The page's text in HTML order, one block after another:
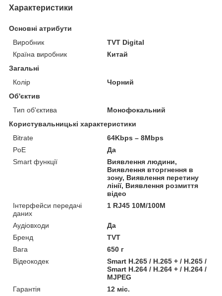
Характеристики
Основні атрибути
Виробник
TVT Digital
Країна виробник
Китай
Загальні
Колір
Чорний
Об'єктив
Тип об'єктива
Монофокальний
Користувальницькі характеристики
Bitrate
64Kbps – 8Mbps
PoE
Да
Smart функції
Виявлення людини,
Виявлення вторгнення в
зону, Виявлення перетину
лінії, Виявлення розмиття
відео
Інтерфейси передачі
даних
1 RJ45 10M/100M
Аудіовходи
Да
Бренд
TVT
Вага
650 г
Відеокодек
Smart H.265 / H.265 + / H.265 /
Smart H.264 / H.264 + / H.264 /
MJPEG
Гарантія
12 міс.